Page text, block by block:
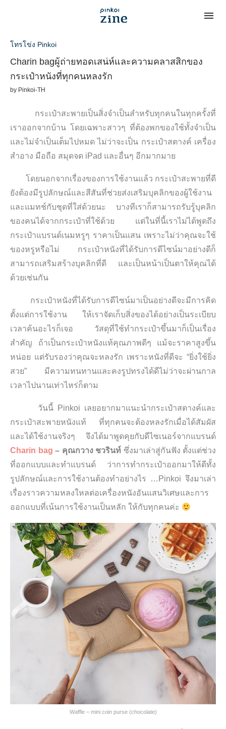
โทรโข่ง Pinkoi
Charin bagผู้ถ่ายทอดเสน่ห์และความคลาสสิกของ
กระเป๋าหนังที่ทุกคนหลงรัก
by Pinkoi-TH
กระเป๋าสะพายเป็นสิ่งจำเป็นสำหรับทุกคนในทุกครั้งที่
เราออกจากบ้าน โดยเฉพาะสาวๆ ที่ต้องพกของใช้ทั้งจำเป็น
และไม่จำเป็นเต็มไปหมด ไม่ว่าจะเป็น กระเป๋าสตางค์ เครื่อง
สำอาง มือถือ สมุดจด iPad และอื่นๆ อีกมากมาย
โดยนอกจากเรื่องของการใช้งานแล้ว กระเป๋าสะพายที่ดี
ยังต้องมีรูปลักษณ์และสีสันที่ช่วยส่งเสริมบุคลิกของผู้ใช้งาน
และแมทช์กับชุดที่ใส่ด้วยนะ บางทีเราก็สามารถรับรู้บุคลิก
ของคนได้จากกระเป๋าที่ใช้ด้วย แต่ในที่นี้เราไม่ได้พูดถึง
กระเป๋าแบรนด์เนมหรูๆ ราคาเป็นแสน เพราะไม่ว่าคุณจะใช้
ของหรูหรือไม่ กระเป๋าหนังที่ได้รับการดีไซน์มาอย่างดีก็
สามารถเสริมสร้างบุคลิกที่ดี และเป็นหน้าเป็นตาให้คุณได้
ด้วยเช่นกัน
กระเป๋าหนังที่ได้รับการดีไซน์มาเป็นอย่างดีจะมีการคิด
ตั้งแต่การใช้งาน ให้เราจัดเก็บสิ่งของได้อย่างเป็นระเบียบ
เวลาค้นอะไรก็เจอ วัสดุที่ใช้ทำกระเป๋าขึ้นมาก็เป็นเรื่อง
สำคัญ ถ้าเป็นกระเป๋าหนังแท้คุณภาพดีๆ แม้จะราคาสูงขึ้น
หน่อย แต่รับรองว่าคุณจะหลงรัก เพราะหนังที่ดีจะ “ยิ่งใช้ยิ่ง
สวย” มีความทนทานและคงรูปทรงได้ดีไม่ว่าจะผ่านกาล
เวลาไปนานเท่าไหร่ก็ตาม
วันนี้ Pinkoi เลยอยากมาแนะนำกระเป๋าสตางค์และ
กระเป๋าสะพายหนังแท้ ที่ทุกคนจะต้องหลงรักเมื่อได้สัมผัส
และได้ใช้งานจริงๆ จึงได้มาพูดคุยกับดีไซเนอร์จากแบรนด์
Charin bag – คุณกวาง ชวรินท์ ซึ่งมาเล่าสู่กันฟัง ตั้งแต่ช่วง
ที่ออกแบบและทำแบรนด์ ว่าการทำกระเป๋าออกมาให้ดีทั้ง
รูปลักษณ์และการใช้งานต้องทำอย่างไร …Pinkoi จึงมาเล่า
เรื่องราวความหลงใหลต่อเครื่องหนังอันแสนวิเศษและการ
ออกแบบที่เน้นการใช้งานเป็นหลัก ให้กับทุกคนค่ะ
Waffle – mini coin purse (chocolate)